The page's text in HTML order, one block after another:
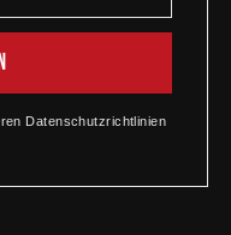
Datenschutzrichtlinien